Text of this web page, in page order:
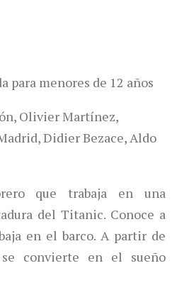
para menores de 12 años
Olivier Martínez,
Didier Bezace, Aldo
que trabaja en una
del Titanic. Conoce a
en el barco. A partir de
convierte en el sueño